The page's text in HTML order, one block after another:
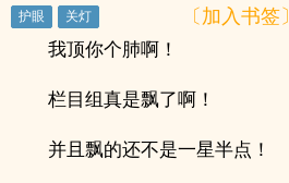
〔加入书签〕
我顶你个肺啊！
栏目组真是飘了啊！
并且飘的还不是一星半点！